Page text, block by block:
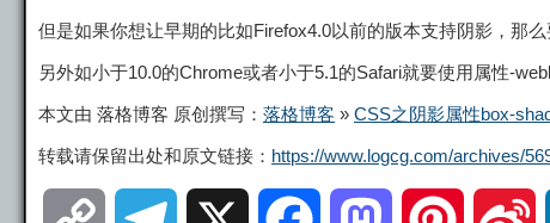
但是如果你想让早期的比如Firefox4.0以前的版本支持阴影，那
另外如小于10.0的Chrome或者小于5.1的Safari就要使用属性-
本文由 落格博客 原创撰写： 落格博客 » CSS之阴影属性box-
转载请保留出处和原文链接： https://www.logcg.com/archives/